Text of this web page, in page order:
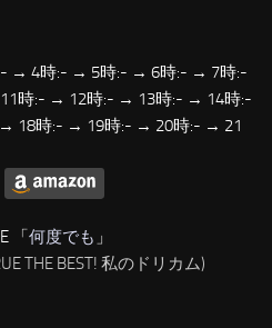
→ 4時:- → 5時:- → 6時:- → 7時:-
時:- → 12時:- → 13時:- → 14時:-
18時:- → 19時:- → 20時:- → 21
「何度でも 」
THE BEST! 私のドリカム)